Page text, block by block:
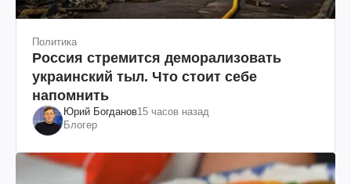
Политика
Россия стремится деморализовать
украинский тыл. Что стоит себе
напомнить
Юрий Богданов15 часов назад
Блогер